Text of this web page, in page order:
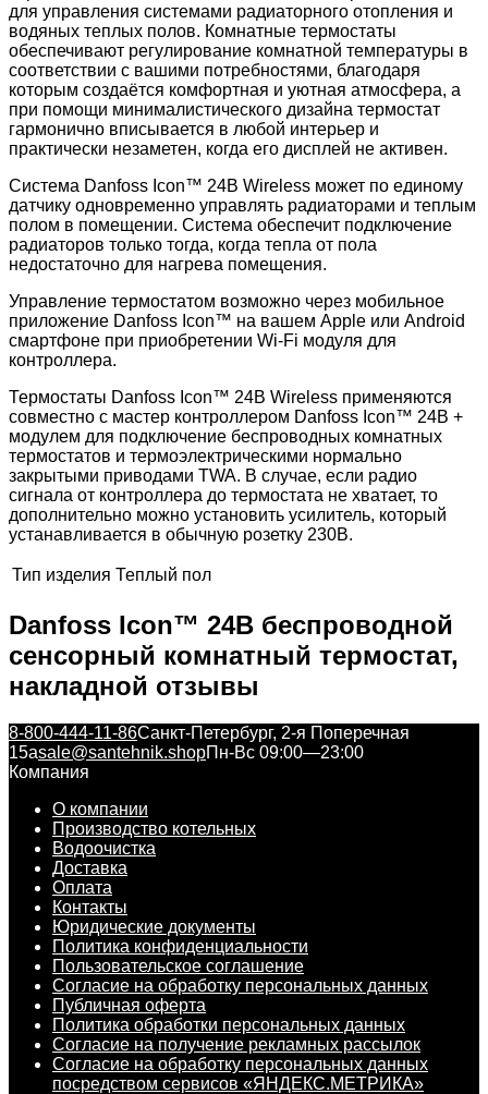
для управления системами радиаторного отопления и
водяных теплых полов. Комнатные термостаты
обеспечивают регулирование комнатной температуры в
соответствии с вашими потребностями, благодаря
которым создаётся комфортная и уютная атмосфера, а
при помощи минималистического дизайна термостат
гармонично вписывается в любой интерьер и
практически незаметен, когда его дисплей не активен.
Система Danfoss Icon™ 24В Wireless может по единому
датчику одновременно управлять радиаторами и теплым
полом в помещении. Система обеспечит подключение
радиаторов только тогда, когда тепла от пола
недостаточно для нагрева помещения.
Управление термостатом возможно через мобильное
приложение Danfoss Icon™ на вашем Apple или Android
смартфоне при приобретении Wi-Fi модуля для
контроллера.
Термостаты Danfoss Icon™ 24В Wireless применяются
совместно с мастер контроллером Danfoss Icon™ 24В +
модулем для подключение беспроводных комнатных
термостатов и термоэлектрическими нормально
закрытыми приводами TWA. В случае, если радио
сигнала от контроллера до термостата не хватает, то
дополнительно можно установить усилитель, который
устанавливается в обычную розетку 230В.
Тип изделия Теплый пол
Danfoss Icon™ 24В беспроводной
сенсорный комнатный термостат,
накладной отзывы
8-800-444-11-86Санкт-Петербург, 2-я Поперечная
15аsale@santehnik.shopПн-Вс 09:00—23:00
Компания
О компании
Производство котельных
Водоочистка
Доставка
Оплата
Контакты
Юридические документы
Политика конфиденциальности
Пользовательское соглашение
Согласие на обработку персональных данных
Публичная оферта
Политика обработки персональных данных
Согласие на получение рекламных рассылок
Согласие на обработку персональных данных
посредством сервисов «ЯНДЕКС.МЕТРИКА»